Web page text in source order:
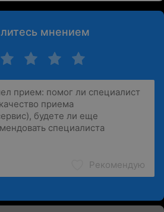
мнением
Рекомендую